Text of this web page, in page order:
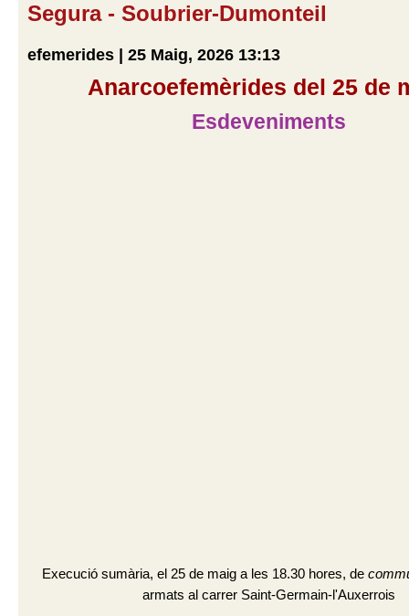
Segura - Soubrier-Dumonteil
efemerides | 25 Maig, 2026 13:13
Anarcoefemèrides del 25 de
Esdeveniments
Execució sumària, el 25 de maig a les 18.30 hores, de
armats al carrer Saint-Germain-l'Auxerrois